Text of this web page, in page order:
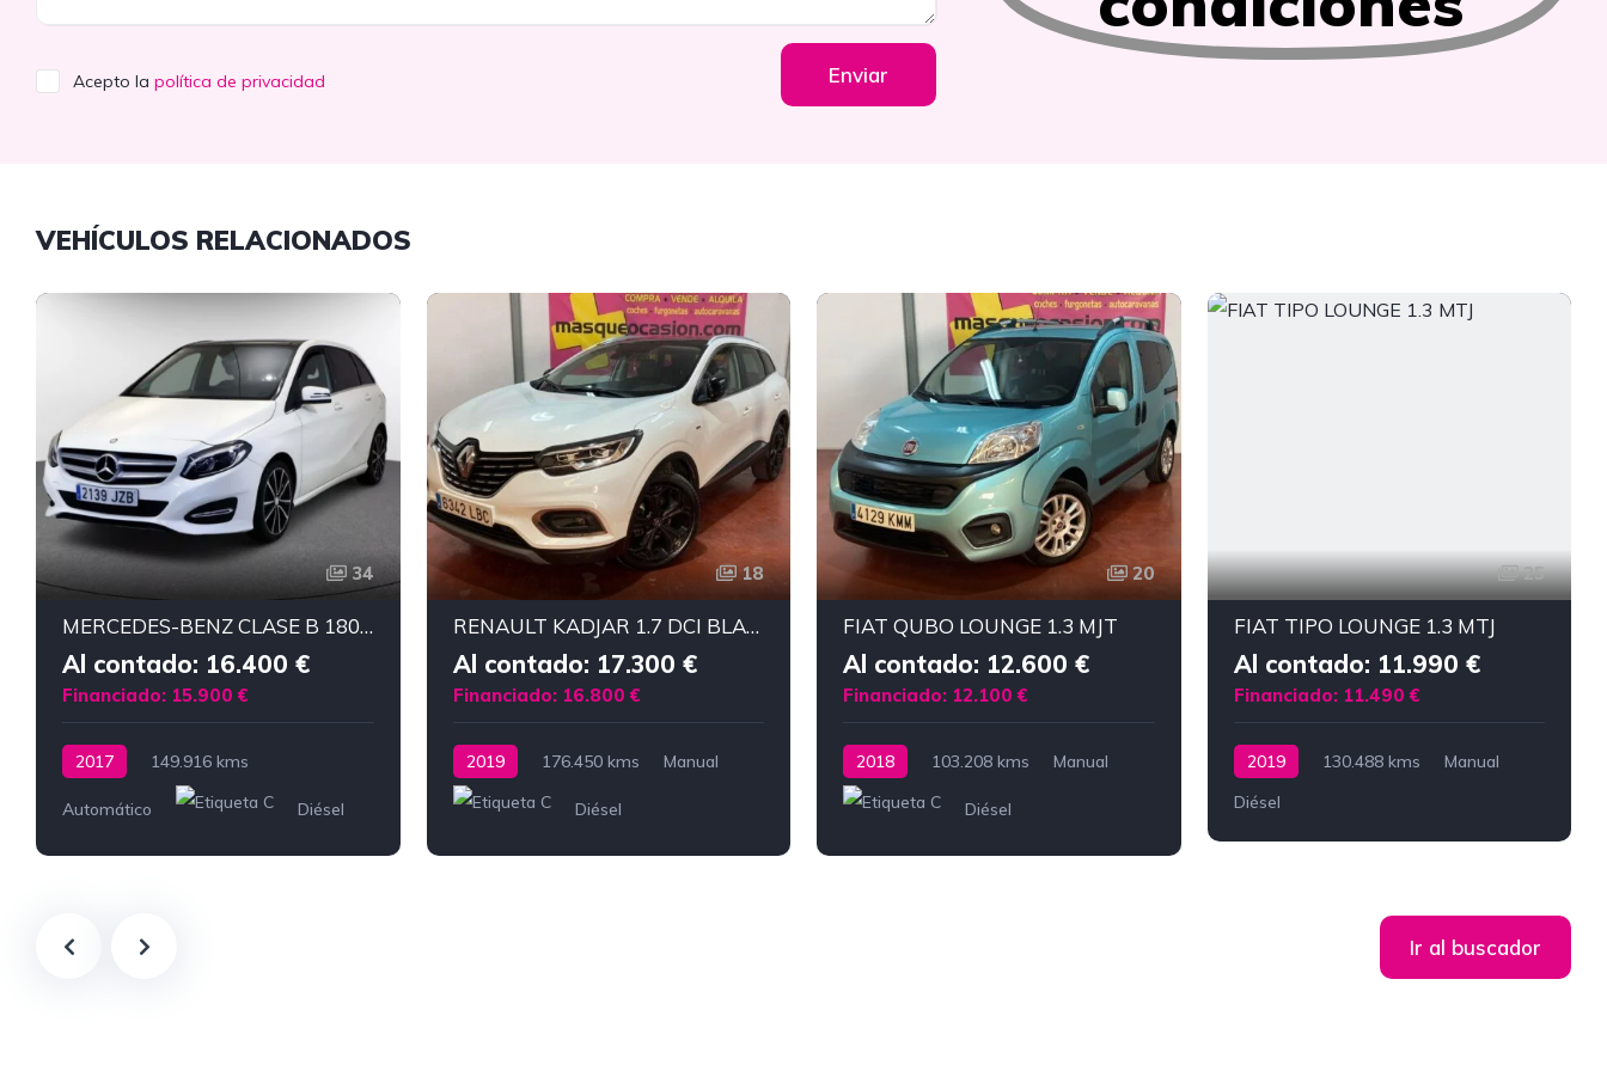
Acepto la política de privacidad Enviar
VEHÍCULOS RELACIONADOS
34
MERCEDES-BENZ CLASE B 180 D URBAN
Al contado: 16.400 €
Financiado: 15.900 €
2017 149.916 kms
Automático Diésel
18
RENAULT KADJAR 1.7 DCI BLACK EDITION
Al contado: 17.300 €
Financiado: 16.800 €
2019 176.450 kms Manual
Diésel
20
FIAT QUBO LOUNGE 1.3 MJT
Al contado: 12.600 €
Financiado: 12.100 €
2018 103.208 kms Manual
Diésel
25
FIAT TIPO LOUNGE 1.3 MTJ
Al contado: 11.990 €
Financiado: 11.490 €
2019 130.488 kms
Manual
Diésel
Ir al buscador